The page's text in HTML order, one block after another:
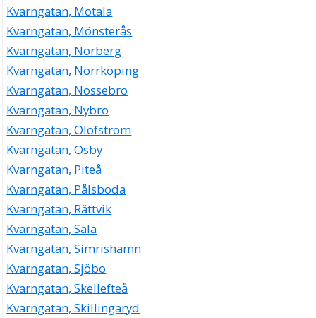
Kvarngatan, Motala
Kvarngatan, Mönsterås
Kvarngatan, Norberg
Kvarngatan, Norrköping
Kvarngatan, Nossebro
Kvarngatan, Nybro
Kvarngatan, Olofström
Kvarngatan, Osby
Kvarngatan, Piteå
Kvarngatan, Pålsboda
Kvarngatan, Rättvik
Kvarngatan, Sala
Kvarngatan, Simrishamn
Kvarngatan, Sjöbo
Kvarngatan, Skellefteå
Kvarngatan, Skillingaryd